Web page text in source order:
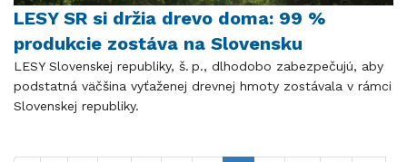
LESY SR si držia drevo doma: 99 %
produkcie zostáva na Slovensku
LESY Slovenskej republiky, š. p., dlhodobo zabezpečujú, aby
podstatná väčšina vyťaženej drevnej hmoty zostávala v rámci
Slovenskej republiky.